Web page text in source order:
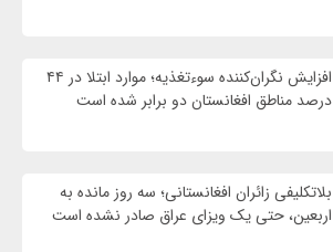
افزایش نگران‌کننده سوءتغذیه؛ موارد ابتلا در ۴۴
درصد مناطق افغانستان دو برابر شده است
بلاتکلیفی زائران افغانستانی؛ سه روز مانده به
اربعین، حتی یک ویزای عراق صادر نشده است